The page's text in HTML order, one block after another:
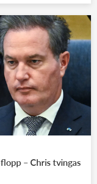
– Chris tvingas